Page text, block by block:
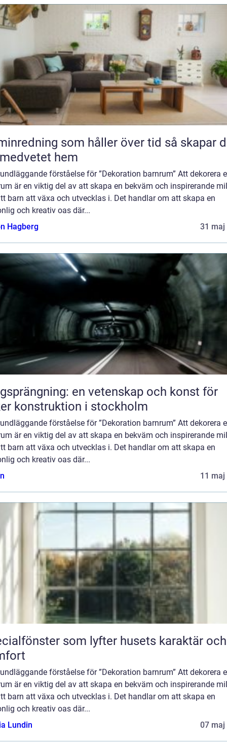
som håller över tid så skapar du
hem
förståelse för ”Dekoration barnrum” Att dekorera
är en viktig del av att skapa en bekväm och inspirerande
barn att växa och utvecklas i. Det handlar om att skapa en
och kreativ oas där...
Hagberg
31 maj
en vetenskap och konst för
konstruktion i stockholm
förståelse för ”Dekoration barnrum” Att dekorera
är en viktig del av att skapa en bekväm och inspirerande
barn att växa och utvecklas i. Det handlar om att skapa en
och kreativ oas där...
11 maj
som lyfter husets karaktär och
förståelse för ”Dekoration barnrum” Att dekorera
är en viktig del av att skapa en bekväm och inspirerande
barn att växa och utvecklas i. Det handlar om att skapa en
och kreativ oas där...
Lundin
07 maj